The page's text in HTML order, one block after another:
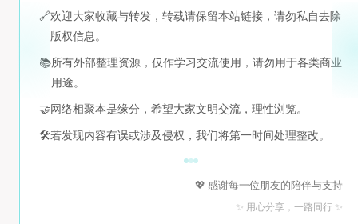
🔗欢迎大家收藏与转发，转载请保留本站链接，请勿私自去除
版权信息。
📚所有外部整理资源，仅作学习交流使用，请勿用于各类商业
用途。
🤝 网络相聚本是缘分，希望大家文明交流，理性浏览。
🛠️若发现内容有误或涉及侵权，我们将第一时间处理整改。
💖 感谢每一位朋友的陪伴与支持
✨ 用心分享，一路同行 ✨